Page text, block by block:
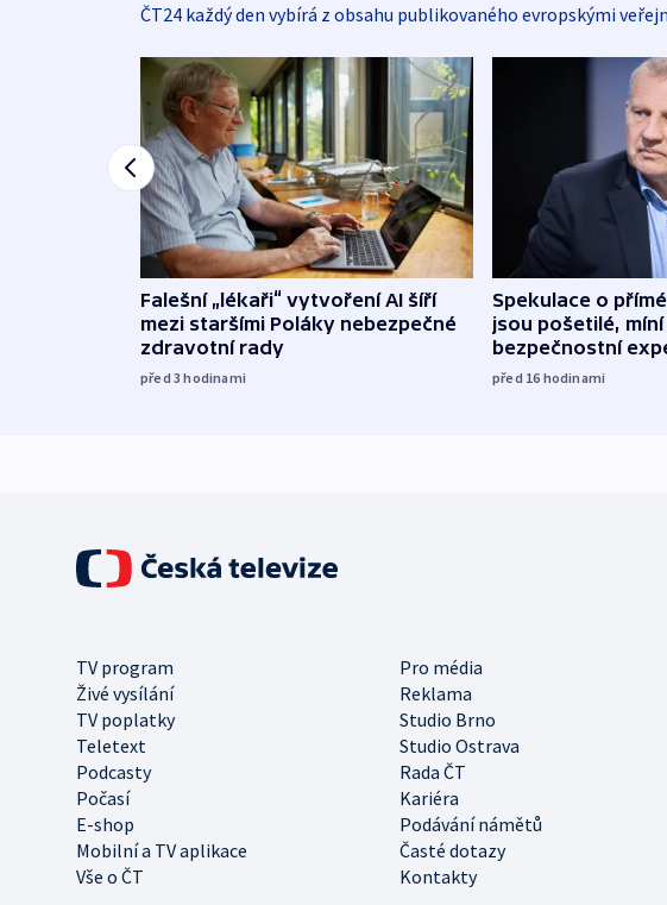
ČT24 každý den vybírá z obsahu publikovaného evropskými
Falešní „lékaři“ vytvoření AI šíří
mezi staršími Poláky nebezpečné
zdravotní rady
před 3hodinami
Spekulace o
jsou pošetilé,
bezpečnostní
před 16 hodinami
TV program
Pro média
Živé vysílání
Reklama
TV poplatky
Studio Brno
Teletext
Studio Ostrava
Podcasty
Rada ČT
Počasí
Kariéra
E-shop
Podávání námětů
Mobilní a TV aplikace
Časté dotazy
Vše o ČT
Kontakty